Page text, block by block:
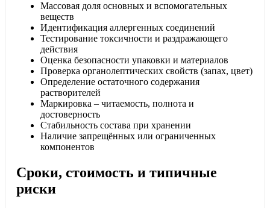
Массовая доля основных и вспомогательных
веществ
Идентификация аллергенных соединений
Тестирование токсичности и раздражающего
действия
Оценка безопасности упаковки и материалов
Проверка органолептических свойств (запах, цвет)
Определение остаточного содержания
растворителей
Маркировка – читаемость, полнота и
достоверность
Стабильность состава при хранении
Наличие запрещённых или ограниченных
компонентов
Сроки, стоимость и типичные
риски